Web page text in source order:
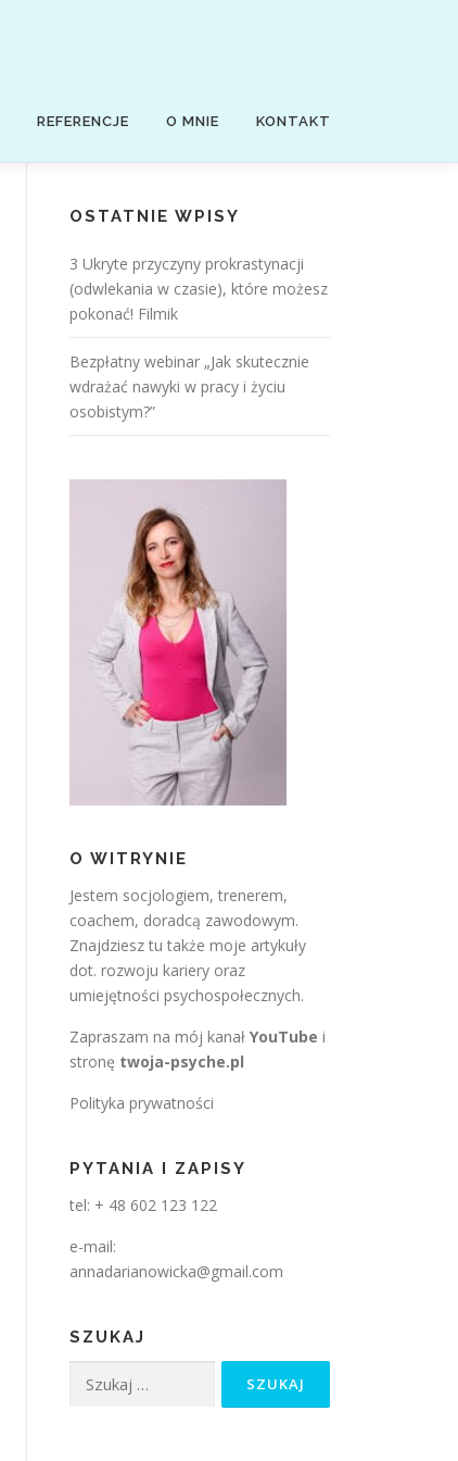
REFERENCJE O MNIE KONTAKT
OSTATNIE WPISY
3 Ukryte przyczyny prokrastynacji
(odwlekania w czasie), które możesz
pokonać! Filmik
Bezpłatny webinar „Jak skutecznie
wdrażać nawyki w pracy i życiu
osobistym?”
O WITRYNIE
Jestem socjologiem, trenerem,
coachem, doradcą zawodowym.
Znajdziesz tu także moje artykuły
dot. rozwoju kariery oraz
umiejętności psychospołecznych.
Zapraszam na mój kanał YouTube i
stronę twoja-psyche.pl
Polityka prywatności
PYTANIA I ZAPISY
tel: + 48 602 123 122
e-mail:
annadarianowicka@gmail.com
SZUKAJ